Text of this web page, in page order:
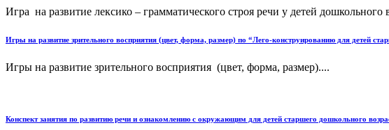
Игра на развитие лексико – грамматического строя речи у детей дошкольного
Игры на развитие зрительного восприятия (цвет, форма, размер) по “Лего-конструированию для детей
Игры на развитие зрительного восприятия (цвет, форма, размер)....
Конспект занятия по развитию речи и ознакомлению с окружающим для детей старшего дошкольного